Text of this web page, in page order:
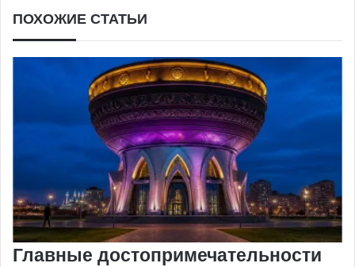
ПОХОЖИЕ СТАТЬИ
Главные достопримечательности